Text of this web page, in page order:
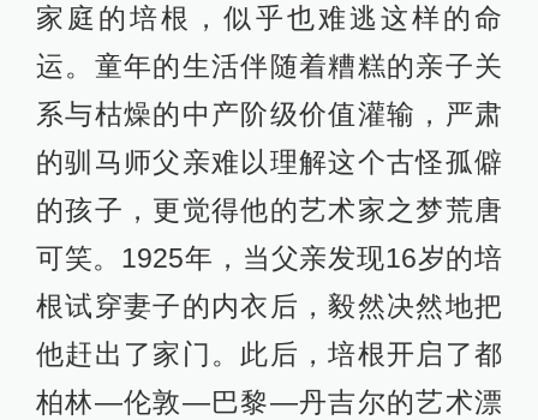
家庭的培根，似乎也难逃这样的命
运。童年的生活伴随着糟糕的亲子关
系与枯燥的中产阶级价值灌输，严肃
的驯马师父亲难以理解这个古怪孤僻
的孩子，更觉得他的艺术家之梦荒唐
可笑。1925年，当父亲发现16岁的培
根试穿妻子的内衣后，毅然决然地把
他赶出了家门。此后，培根开启了都
柏林—伦敦—巴黎—丹吉尔的艺术漂